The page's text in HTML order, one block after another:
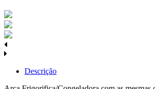
Descrição